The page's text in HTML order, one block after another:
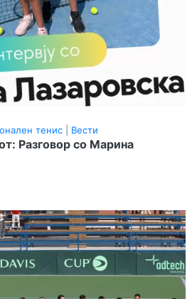
тенис Вести
Разговор со Марина